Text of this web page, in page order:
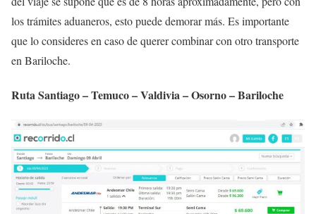
los trámites aduaneros, esto puede demorar más. Es importante
que lo consideres en caso de querer combinar con otro transporte
en Bariloche.
Ruta Santiago – Temuco – Valdivia – Osorno – Bariloche